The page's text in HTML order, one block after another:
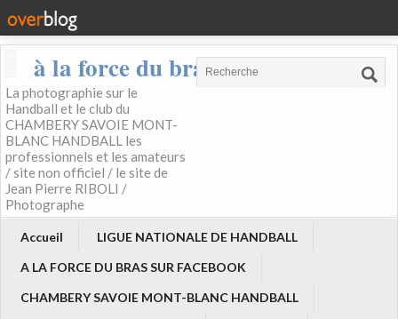
à la force du bras
La photographie sur le
Handball et le club du
CHAMBERY SAVOIE MONT-
BLANC HANDBALL les
professionnels et les amateurs
/ site non officiel / le site de
Jean Pierre RIBOLI /
Photographe
Accueil
LIGUE NATIONALE DE HANDBALL
A LA FORCE DU BRAS SUR FACEBOOK
CHAMBERY SAVOIE MONT-BLANC HANDBALL